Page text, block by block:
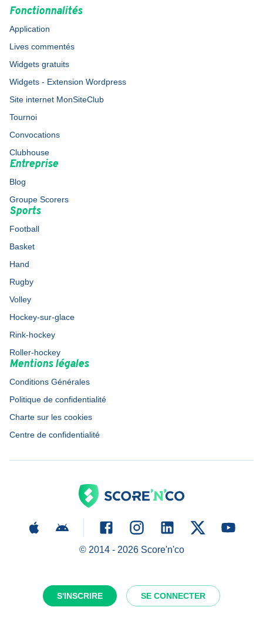
S'INSCRIRE SE CONNECTER
Fonctionnalités
Application
Lives commentés
Widgets gratuits
Widgets - Extension Wordpress
Site internet MonSiteClub
Tournoi
Convocations
Clubhouse
Entreprise
Blog
Groupe Scorers
Sports
Football
Basket
Hand
Rugby
Volley
Hockey-sur-glace
Rink-hockey
Roller-hockey
Mentions légales
Conditions Générales
Politique de confidentialité
Charte sur les cookies
Centre de confidentialité
© 2014 - 2026Score'n'co